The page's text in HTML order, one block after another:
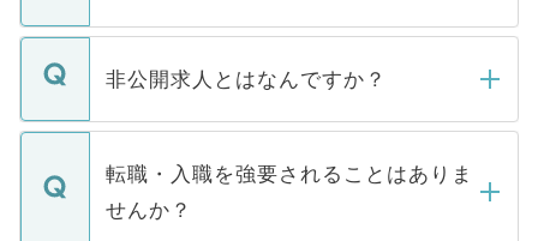
ご登録いただきましたら、弊社担当者がご
登録内容を確認し、その後メールもしくは
ます。通常、5営業日以内にはご連絡をせて
いただきますので、しばらくお待ちくださ
い。
非公開求人とはなんですか？
マイナビDOCTORで取り扱っている求人の
うち約3割は、Webサイトからご覧いただ
けない「非公開求人」です。非公開求人は
下記の理由によって、一般には公開してい
転職・入職を強要されることはありま
せんか？